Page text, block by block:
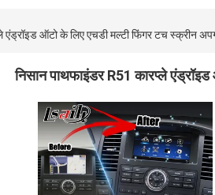
एंड्रॉइड ऑटो के लिए एचडी मल्टी फिंगर टच स्क्रीन
निसान पाथफाइंडर R51 कारप्ले